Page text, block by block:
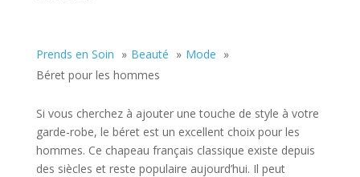
Prends en Soin Beauté
Mode
Béret pour les hommes
Si vous cherchez à ajouter une touche de style à votre
garde-robe, le béret est un excellent choix pour les
hommes. Ce chapeau français classique existe depuis
des siècles et reste populaire aujourd’hui. Il peut